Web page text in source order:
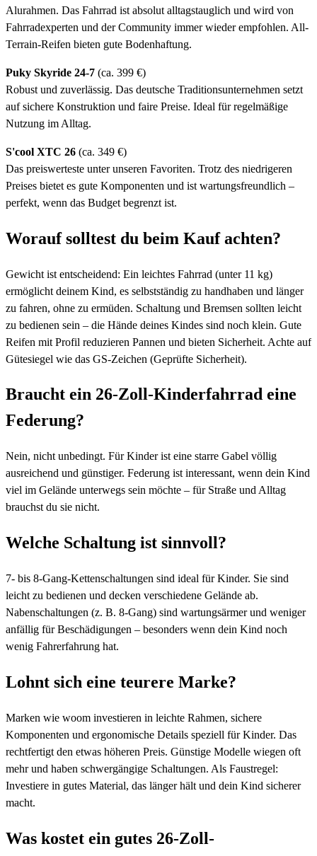
Alurahmen. Das Fahrrad ist absolut alltagstauglich und wird von
Fahrradexperten und der Community immer wieder empfohlen. All-
Terrain-Reifen bieten gute Bodenhaftung.
Puky Skyride 24-7 (ca. 399 €)
Robust und zuverlässig. Das deutsche Traditionsunternehmen setzt
auf sichere Konstruktion und faire Preise. Ideal für regelmäßige
Nutzung im Alltag.
S'cool XTC 26 (ca. 349 €)
Das preiswerteste unter unseren Favoriten. Trotz des niedrigeren
Preises bietet es gute Komponenten und ist wartungsfreundlich –
perfekt, wenn das Budget begrenzt ist.
Worauf solltest du beim Kauf achten?
Gewicht ist entscheidend: Ein leichtes Fahrrad (unter 11 kg)
ermöglicht deinem Kind, es selbstständig zu handhaben und länger
zu fahren, ohne zu ermüden. Schaltung und Bremsen sollten leicht
zu bedienen sein – die Hände deines Kindes sind noch klein. Gute
Reifen mit Profil reduzieren Pannen und bieten Sicherheit. Achte auf
Gütesiegel wie das GS-Zeichen (Geprüfte Sicherheit).
Braucht ein 26-Zoll-Kinderfahrrad eine
Federung?
Nein, nicht unbedingt. Für Kinder ist eine starre Gabel völlig
ausreichend und günstiger. Federung ist interessant, wenn dein Kind
viel im Gelände unterwegs sein möchte – für Straße und Alltag
brauchst du sie nicht.
Welche Schaltung ist sinnvoll?
7- bis 8-Gang-Kettenschaltungen sind ideal für Kinder. Sie sind
leicht zu bedienen und decken verschiedene Gelände ab.
Nabenschaltungen (z. B. 8-Gang) sind wartungsärmer und weniger
anfällig für Beschädigungen – besonders wenn dein Kind noch
wenig Fahrerfahrung hat.
Lohnt sich eine teurere Marke?
Marken wie woom investieren in leichte Rahmen, sichere
Komponenten und ergonomische Details speziell für Kinder. Das
rechtfertigt den etwas höheren Preis. Günstige Modelle wiegen oft
mehr und haben schwergängige Schaltungen. Als Faustregel:
Investiere in gutes Material, das länger hält und dein Kind sicherer
macht.
Was kostet ein gutes 26-Zoll-